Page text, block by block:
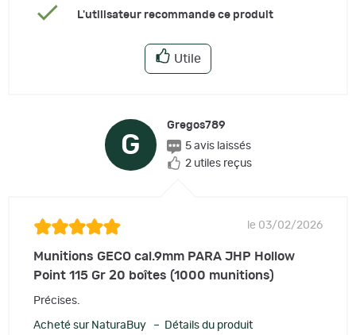
L'utilisateur recommande ce produit
Utile
G
Gregos789
5 avis laissés
2 utiles reçus
le 03/02/2026
Munitions GECO cal.9mm PARA JHP Hollow
Point 115 Gr 20 boîtes (1000 munitions)
Précises.
Acheté sur NaturaBuy – Détails du produit